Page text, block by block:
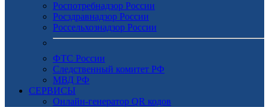
Роспотребнадзор России
Росздравнадзор России
Россельхознадзор России
ФТС России
Следственный комитет РФ
МВД РФ
СЕРВИСЫ
Онлайн-генератор QR кодов